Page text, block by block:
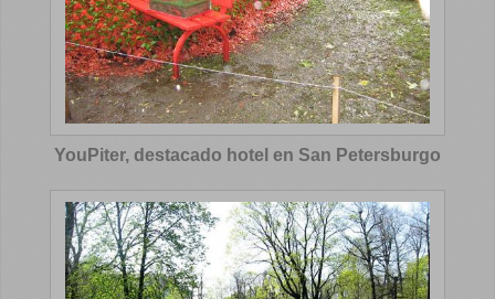
YouPiter, destacado hotel en San Petersburgo